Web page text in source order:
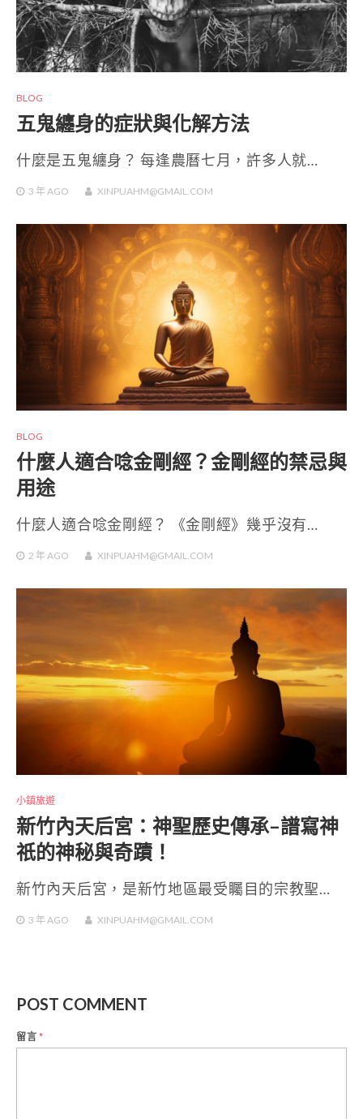
BLOG
五鬼纏身的症狀與化解方法
什麼是五鬼纏身？ 每逢農曆七月，許多人就…
3 年AGO XINPUAHM@GMAIL.COM
BLOG
什麼人適合唸金剛經？金剛經的禁忌與
用途
什麼人適合唸金剛經？ 《金剛經》幾乎沒有…
2 年AGO XINPUAHM@GMAIL.COM
小鎮旅遊
新竹內天后宮：神聖歷史傳承–譜寫神
祇的神秘與奇蹟！
新竹內天后宮，是新竹地區最受矚目的宗教聖…
3 年AGO XINPUAHM@GMAIL.COM
POST COMMENT
留言*